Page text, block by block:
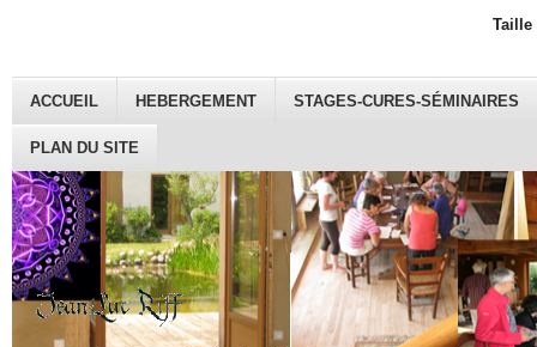
ACCUEIL HEBERGEMENT STAGES-CURES-SÉMINAIRES
PLAN DU SITE
Taille